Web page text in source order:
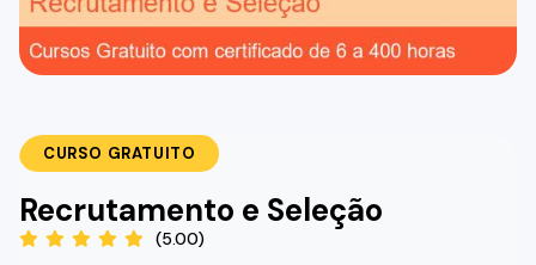
CURSO GRATUITO
Recrutamento e Seleção
(5.00)